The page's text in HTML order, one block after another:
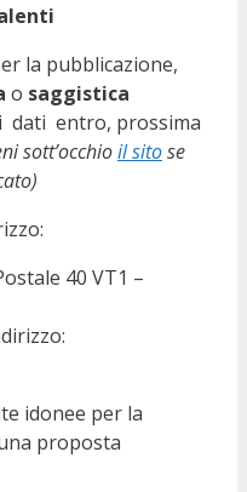
la pubblicazione,
o saggistica
dati entro, prossima
sott’occhioil sitose
40 VT1 –
idonee per la
proposta